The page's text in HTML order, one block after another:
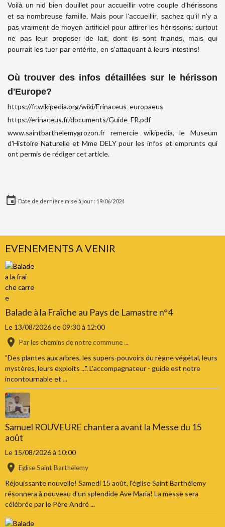
Voilà un nid bien douillet pour accueillir votre couple d'hérissons
et sa nombreuse famille. Mais pour l'accueillir, sachez qu'il n'y a
pas vraiment de moyen artificiel pour attirer les hérissons: surtout
ne pas leur proposer de lait, dont ils sont friands, mais qui
pourrait les tuer par entérite, en s'attaquant à leurs intestins!
Où trouver des infos détaillées sur le hérisson
d'Europe?
https://fr.wikipedia.org/wiki/Erinaceus_europaeus
https://erinaceus.fr/documents/Guide_FR.pdf
www.saintbarthelemygrozon.fr remercie wikipedia, le Museum
d'Histoire Naturelle et Mme DELY pour les infos et emprunts qui
ont permis de rédiger cet article.
Date de dernière mise à jour : 19/06/2024
EVENEMENTS A VENIR
Balade à la Fraîche au Pays de Lamastre n°4
Le 13/08/2026de 09:30à 12:00
Par les chemins de notre commune ...
"Des plantes aux arbres, les supers-pouvoirs du règne végétal, leurs
mystères, leurs exploits ...". L'accompagnateur - guide est notre
incontournable et ...
Samuel ROUVEURE chantera avant la Messe du 15
août
Le 15/08/2026à 10:00
Eglise Saint Barthélemy
Réjouissante nouvelle! Samedi 15 août, l'église Saint Barthélemy
résonnera à nouveau d'un splendide Ave Maria! La messe sera
célébrée par le Père André ...